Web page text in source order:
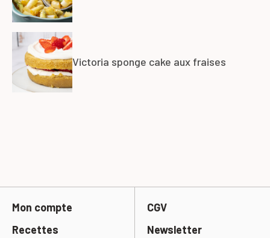
Victoria sponge cake aux fraises
Mon compte
Recettes
CGV
Newsletter